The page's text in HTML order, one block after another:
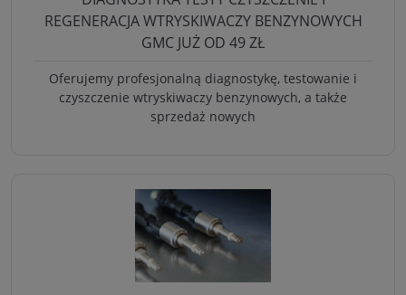
REGENERACJA WTRYSKIWACZY BENZYNOWYCH
GMC JUŻ OD 49 ZŁ
Oferujemy profesjonalną diagnostykę, testowanie i
czyszczenie wtryskiwaczy benzynowych, a także
sprzedaż nowych